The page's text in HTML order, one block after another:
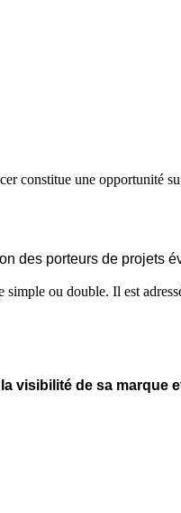
constitue une opportunité
des porteurs de projets
ou double. Il est
visibilité de sa marque